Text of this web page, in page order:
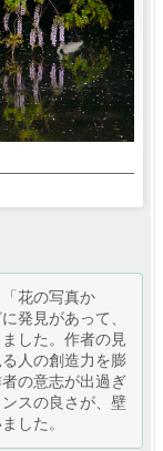
花の写真か
発見があって、
した。作者の見
人の創造力を膨
の意志が出過ぎ
スの良さが、壁
した。